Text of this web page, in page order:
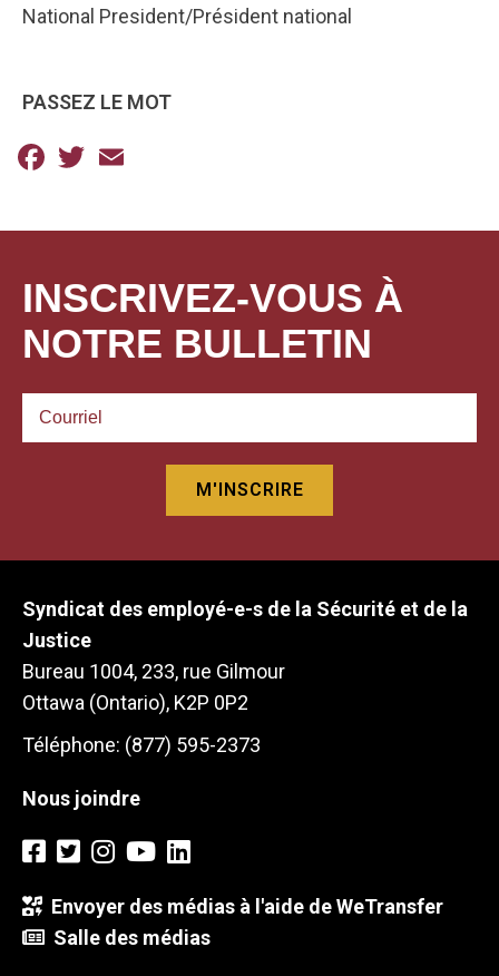
National President/Président national
PASSEZ LE MOT
Facebook
Twitter
INSCRIVEZ-VOUS À
NOTRE BULLETIN
Syndicat des employé-e-s de la Sécurité et de la
Justice
Bureau 1004, 233, rue Gilmour
Ottawa (Ontario), K2P 0P2
Téléphone: (877) 595-2373
Nous joindre
Envoyer des médias à l'aide de WeTransfer
Salle des médias